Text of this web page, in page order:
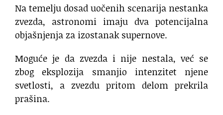
Na temelju dosad uočenih scenarija nestanka
zvezda, astronomi imaju dva potencijalna
objašnjenja za izostanak supernove.
Moguće je da zvezda i nije nestala, već se
zbog eksplozija smanjio intenzitet njene
svetlosti, a zvezdu pritom delom prekrila
prašina.